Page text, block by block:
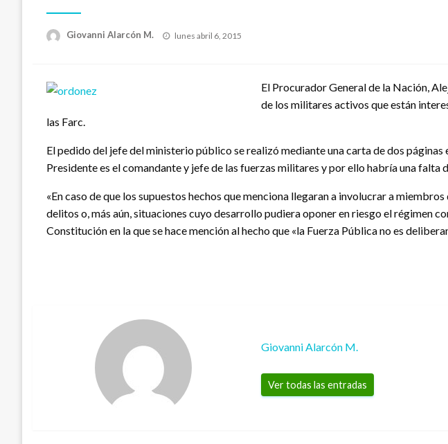
Giovanni Alarcón M.
Publicado
lunes abril 6, 2015
El Procurador General de la Nación,
de los militares activos que están
las Farc.
El pedido del jefe del ministerio público se realizó mediante una carta de dos
Presidente es el comandante y jefe de las fuerzas militares y por ello habría una falta
«En caso de que los supuestos hechos que menciona llegaran a involucrar a
delitos o, más aún, situaciones cuyo desarrollo pudiera oponer en riesgo el régimen
Constitución en la que se hace mención al hecho que «la Fuerza Pública no es
Giovanni Alarcón M.
Ver todas las entradas